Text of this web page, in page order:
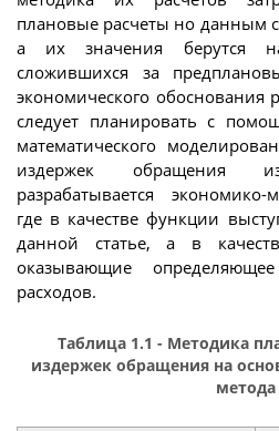
плановые расчеты но данным
а их значения берутся
сложившихся за
экономического обоснования
следует планировать с
математического
издержек обращения
разрабатывается экономико-
где в качестве функции
данной статье, а в
оказывающие
расходов.
Таблица 1.1 - Методика
издержек обращения на
метода